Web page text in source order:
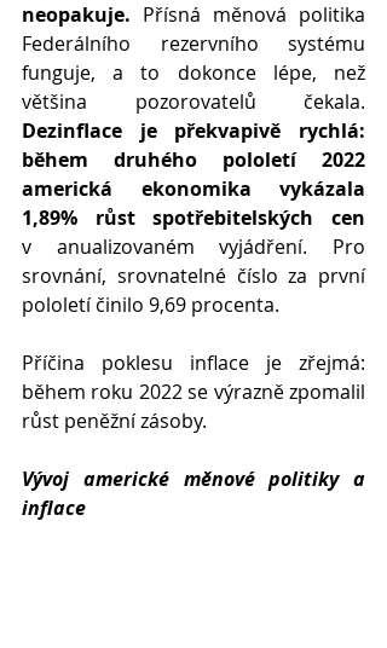
neopakuje. Přísná měnová politika
Federálního rezervního systému
funguje, a to dokonce lépe, než
Dezinflace je překvapivě rychlá:
během druhého pololetí 2022
americká ekonomika vykázala
1,89% růst spotřebitelských cen
v anualizovaném vyjádření. Pro
srovnání, srovnatelné číslo za první
pololetí činilo 9,69 procenta.
Příčina poklesu inflace je zřejmá:
během roku 2022 se výrazně zpomalil
růst peněžní zásoby.
Vývoj americké měnové politiky a
inflace